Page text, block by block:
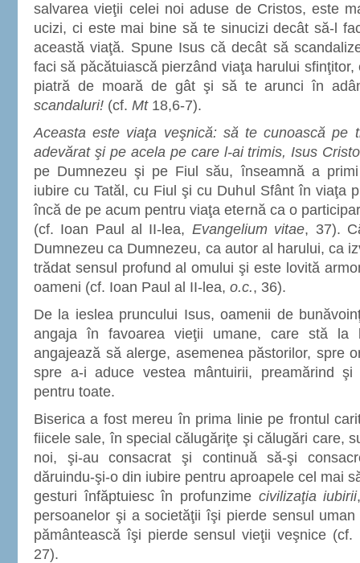
salvarea vieţii celei noi aduse de Cristos, este
ucizi, ci este mai bine să te sinucizi decât să-l
această viaţă. Spune Isus că decât să
faci să păcătuiască pierzând viaţa harului
piatră de moară de gât şi să te arunci în
scandaluri! (cf. Mt18,6-7).
Aceasta este viaţa veşnică: să te cunoască pe
adevărat şi pe acela pe care l-ai trimis, Isus
pe Dumnezeu şi pe Fiul său, înseamnă a
iubire cu Tatăl, cu Fiul şi cu Duhul Sfânt în viaţa
încă de pe acum pentru viaţa eternă ca o
(cf. Ioan Paul al II-lea, Evangelium vitae, 37).
Dumnezeu ca Dumnezeu, ca autor al harului, ca
trădat sensul profund al omului şi este lovită
oameni (cf. Ioan Paul al II-lea, o.c., 36).
De la ieslea pruncului Isus, oamenii de
angaja în favoarea vieţii umane, care stă la
angajează să alerge, asemenea păstorilor, spre
spre a-i aduce vestea mântuirii, preamărind şi
pentru toate.
Biserica a fost mereu în prima linie pe frontul
fiicele sale, în special călugăriţe şi călugări care,
noi, şi-au consacrat şi continuă să-şi
dăruindu-şi-o din iubire pentru aproapele cel mai
gesturi înfăptuiesc în profunzime civilizaţia iubirii
persoanelor şi a societăţii îşi pierde sensul
pământească îşi pierde sensul vieţii veşnice
27).